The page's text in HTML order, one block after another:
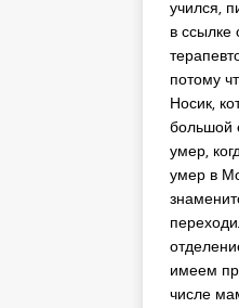
учился,
в ссылке
потому
Носик,
большой
умер,
умер в
имеем
числе